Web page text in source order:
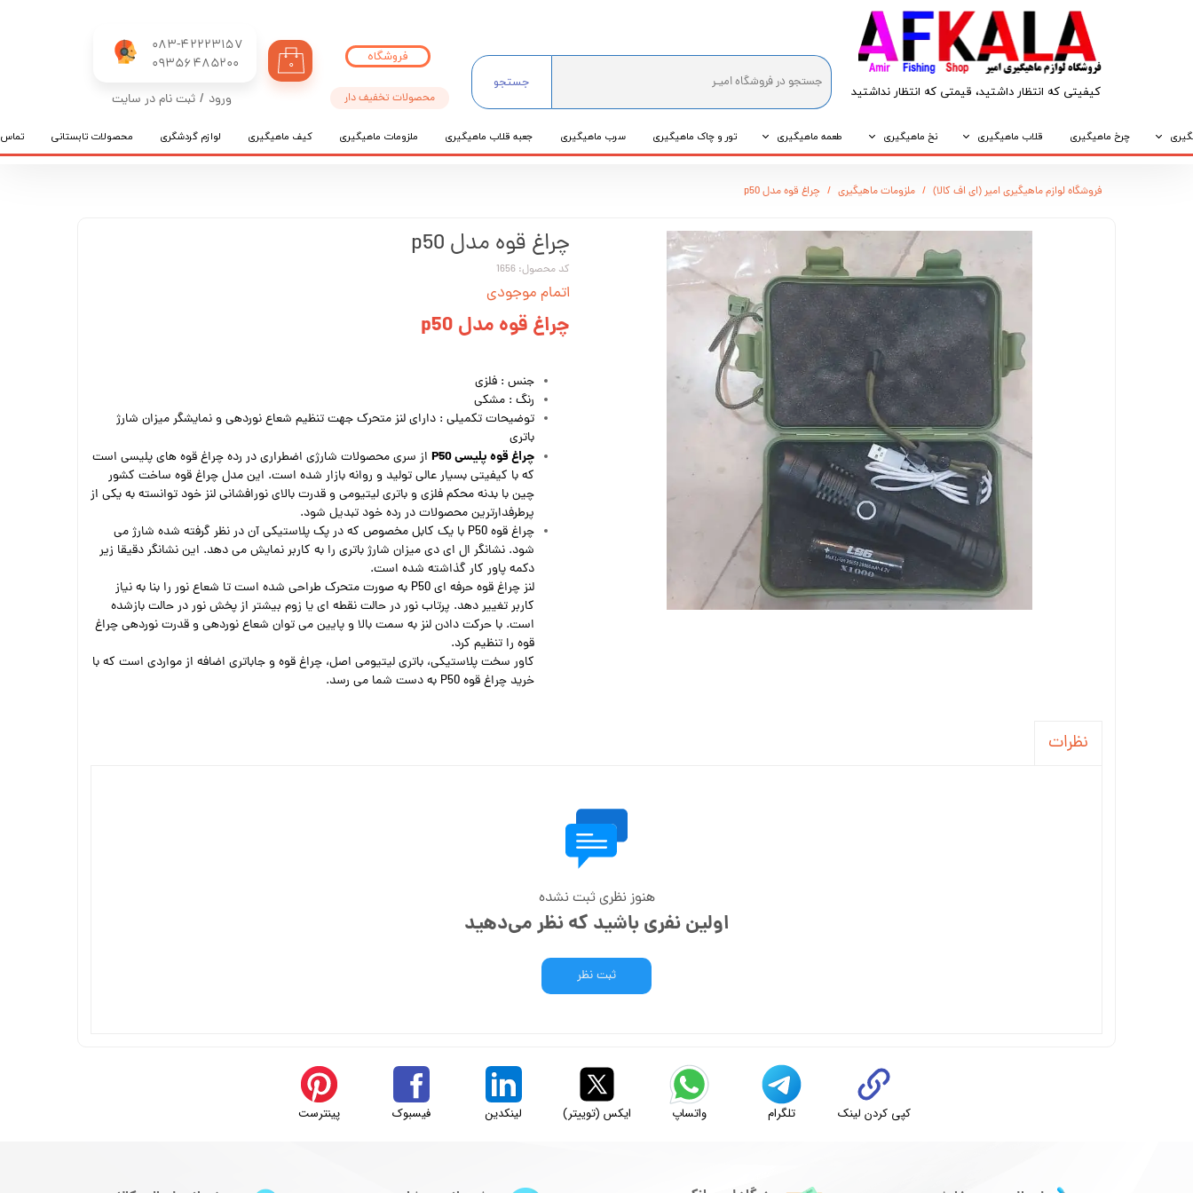
کیفیتی که انتظار داشتید، قیمتی که انتظار نداشتید​​​​​​​
083-42223157
​​​​​​​09356485200
جستجو
۰
ورود / ثبت نام در سایت
تغییر گذر واژه
چرخ ماهیگیری قلاب ماهیگیری نخ ماهیگیری طعمه ماهیگیری تور و چاک ماهیگیری سرب ماهیگیری جعبه قلاب ماهیگیری ملزومات ماهیگیری کیف ماهیگیری لوازم گردشگری محصولات تابستانی تماس
محصولات تخفیف دار
فروشگاه
فروشگاه لوازم ماهیگیری امیر (ای اف کالا) ملزومات ماهیگیری چراغ قوه مدل p50
چراغ قوه مدل p50
کد محصول: 1656
اتمام موجودی
چراغ قوه مدل p50
جنس : فلزی
رنگ : مشکی
توضیحات تکمیلی : دارای لنز متحرک جهت تنظیم شعاع نوردهی و نمایشگر میزان شارژ
باتری
چراغ قوه پلیسی P50
از سری محصولات شارژی اضطراری در رده چراغ قوه های پلیسی است
که با کیفیتی بسیار عالی تولید و روانه بازار شده است. این مدل چراغ قوه ساخت کشور
چین با بدنه محکم فلزی و باتری لیتیومی و قدرت بالای نورافشانی لنز خود توانسته به یکی از
پرطرفدارترین محصولات در رده خود تبدیل شود.
چراغ قوه P50 با یک کابل مخصوص که در پک پلاستیکی آن در نظر گرفته شده شارژ می
شود. نشانگر ال ای دی میزان شارژ باتری را به کاربر نمایش می دهد. این نشانگر دقیقا زیر
دکمه پاور کار گذاشته شده است.
لنز چراغ قوه حرفه ای P50 به صورت متحرک طراحی شده است تا شعاع نور را بنا به نیاز
کاربر تغییر دهد. پرتاب نور در حالت نقطه ای یا زوم بیشتر از پخش نور در حالت بازشده
است. با حرکت دادن لنز به سمت بالا و پایین می توان شعاع نوردهی و قدرت نوردهی چراغ
قوه را تنظیم کرد.
کاور سخت پلاستیکی، باتری لیتیومی اصل، چراغ قوه و جاباتری اضافه از مواردی است که با
خرید چراغ قوه P50 به دست شما می رسد.
نظرات
هنوز نظری ثبت نشده
اولین نفری باشید که نظر می‌دهید
ثبت نظر
کپی کردن لینک تلگرام واتساپ ایکس (توییتر) لینکدین فیسبوک پینترست